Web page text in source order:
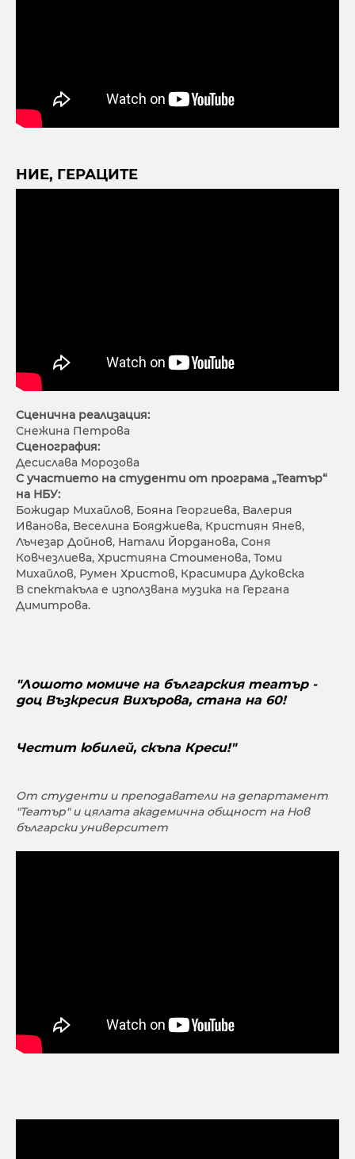
НИЕ, ГЕРАЦИТЕ
Сценична реализация:
Снежина Петрова
Сценография:
Десислава Морозова
С участието на студенти от програма „Театър“
на НБУ:
Божидар Михайлов, Бояна Георгиева, Валерия
Иванова, Веселина Бояджиева, Кристиян Янев,
Лъчезар Дойнов, Натали Йорданова, Соня
Ковчезлиева, Християна Стоименова, Томи
Михайлов, Румен Христов, Красимира Дуковска
В спектакъла е използвана музика на Гергана
Димитрова.
"Лошото момиче на българския театър -
доц Възкресия Вихърова, стана на 60!
Честит юбилей, скъпа Креси!"
От студенти и преподаватели на департамент
"Театър" и цялата академична общност на Нов
български университет